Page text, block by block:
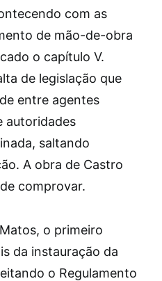
com as
de mão-de-obra
o capítulo V.
de legislação que
entre agentes
autoridades
saltando
A obra de Castro
comprovar.
o primeiro
da instauração da
o Regulamento